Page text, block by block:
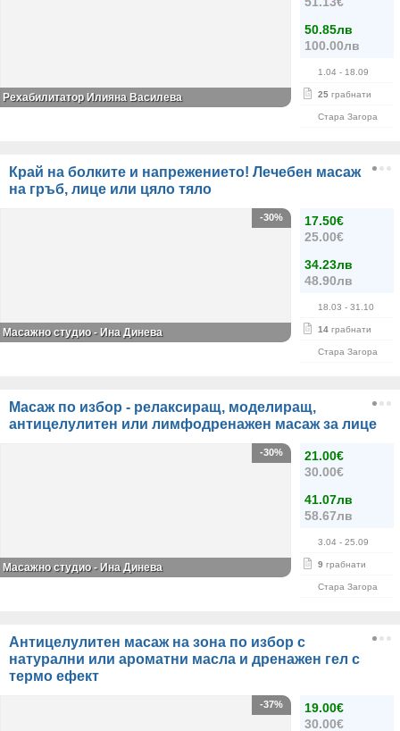
50.85лв
100.00лв
1.04 - 18.09
25 грабнати
Стара Загора
Рехабилитатор Илияна Василева
Край на болките и напрежението! Лечебен масаж
на гръб, лице или цяло тяло
17.50€
25.00€
34.23лв
48.90лв
18.03 - 31.10
14 грабнати
Стара Загора
-30%
Масажно студио - Ина Динева
Масаж по избор - релаксиращ, моделиращ,
антицелулитен или лимфодренажен масаж за лице
21.00€
30.00€
41.07лв
58.67лв
3.04 - 25.09
9 грабнати
Стара Загора
-30%
Масажно студио - Ина Динева
Антицелулитен масаж на зона по избор с
натурални или ароматни масла и дренажен гел с
термо ефект
19.00€
30.00€
-37%